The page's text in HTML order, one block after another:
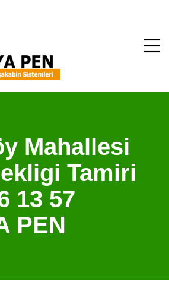
Mahallesi
Tamiri
13 57
PEN